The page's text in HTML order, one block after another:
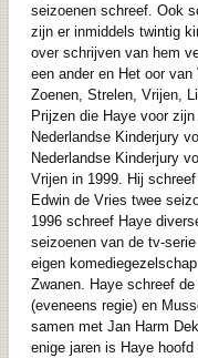
seizoenen schreef. Ook
zijn er inmiddels twintig
over schrijven van hem
een ander en Het oor van
Zoenen, Strelen, Vrijen,
Prijzen die Haye voor
Nederlandse Kinderjury
Nederlandse Kinderjury
Vrijen in 1999. Hij
Edwin de Vries twee
1996 schreef Haye
seizoenen van de tv-
eigen
Zwanen. Haye schreef
(eveneens regie) en
samen met Jan Harm
enige jaren is Haye